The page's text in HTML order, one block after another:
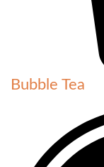
Bubble Tea